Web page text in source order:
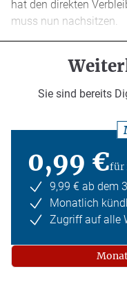
hat den direkten
muss nun nachsitzen.
Sie sind bereits
0,99 €für
9,99 € ab dem
Monatlich
Zugriff auf alle